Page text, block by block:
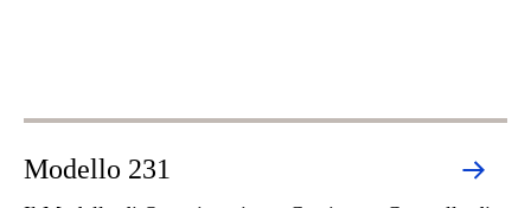
Modello 231